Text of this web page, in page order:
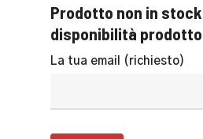
Prodotto non in
disponibilità prodotto
La tua email (richiesto)